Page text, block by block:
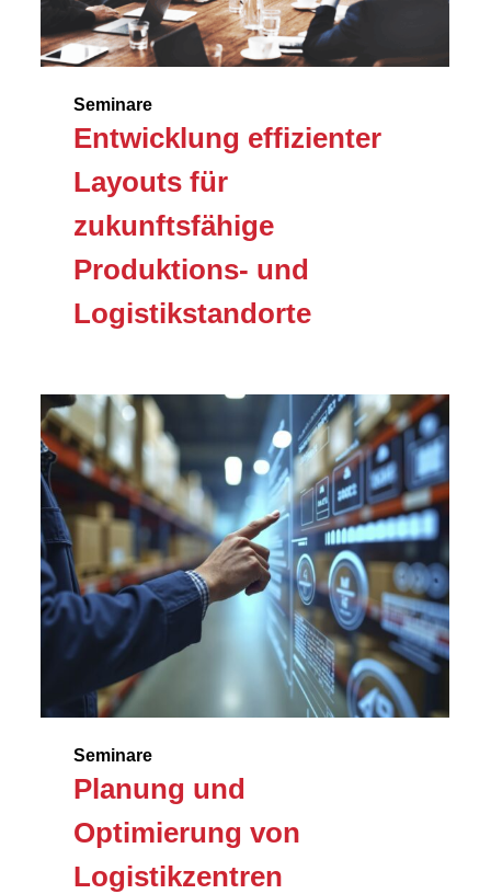
Seminare
Entwicklung effizienter
Layouts für
zukunftsfähige
Produktions- und
Logistikstandorte
Seminare
Planung und
Optimierung von
Logistikzentren